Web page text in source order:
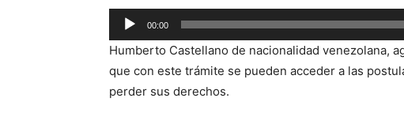
Reproductor
de
audio
00:00
Humberto Castellano de nacionalidad venezolana,
que con este trámite se pueden acceder a las
perder sus derechos.